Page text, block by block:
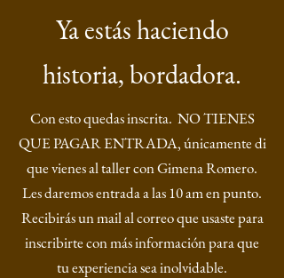
Ya estás haciendo
historia, bordadora.
Con esto quedas inscrita. NO TIENES
QUE PAGAR ENTRADA, únicamente di
que vienes al taller con Gimena Romero.
Les daremos entrada a las 10 am en punto.
Recibirás un mail al correo que usaste para
inscribirte con más información para que
tu experiencia sea inolvidable.